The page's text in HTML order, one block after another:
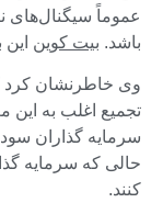
عموماً سیگنال‌های
باشد. بیت کوین این
وی خاطرنشان
تجمیع اغلب به
سرمایه گذاران
حالی که سرمایه
کنند.